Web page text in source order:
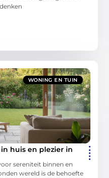
WONING EN TUIN
huis en plezier in
sereniteit binnen en
wereld is de behoefte